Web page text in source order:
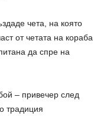
чета, на която
от четата на кораба
да спре на
– привечер след
традиция